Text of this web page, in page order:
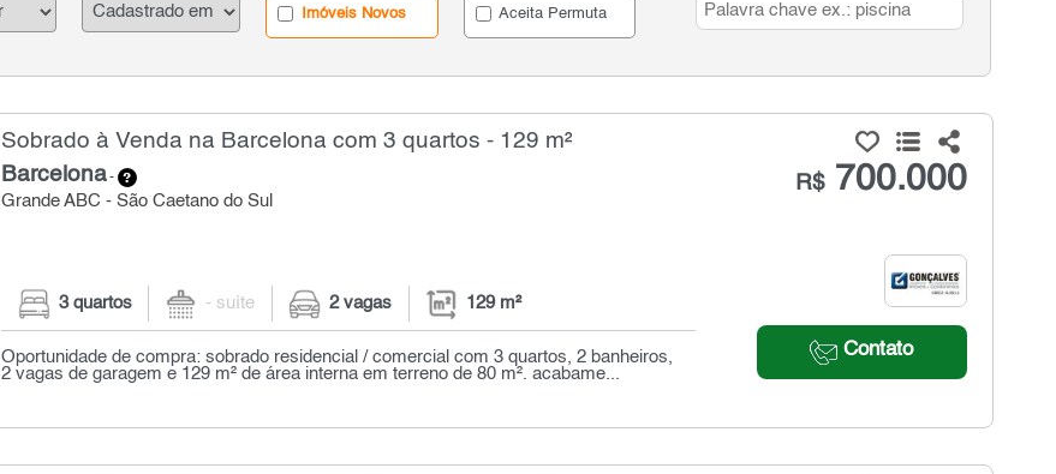
Imóveis Novos Aceita Permuta
Sobrado à Venda na Barcelona com 3 quartos - 129 m²
Barcelona-
Grande ABC - São Caetano do Sul
R$700.000
Contato
3 quartos - suíte 2 vagas 129 m²
Oportunidade de compra: sobrado residencial / comercial com 3 quartos, 2 banheiros,
2 vagas de garagem e 129 m² de área interna em terreno de 80 m². acabame...